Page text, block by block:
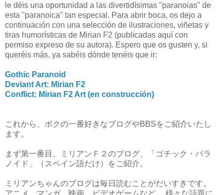
le déis una oportunidad a las divertidísimas "paranoias" de
esta "paranoica" tan especial. Para abrir boca, os dejo a
continuación con una selección de ilustraciones, viñetas y
tiras humorísticas de Mirian F2 (publicadas aquí con
permiso expreso de su autora). Espero que os gusten y, si
queréis más, ya sabéis dónde tenéis que ir:
Gothic Paranoid
Deviant Art: Mirian F2
Conflict: Mirian F2 Art (en construcción)
これから、ボクの一番好きなブログやBBSをご紹介いたし
ます。
まず第一番目、ミリアンＦ２のブログ、「ゴチック・パラ
ノイド」（スペイン語だけ）をご紹介。
ミリアンちゃんのブログは毎日読むことがだいすきです。
アニメ、マンガ、映画、ビデオゲームなど、 様々な話題に